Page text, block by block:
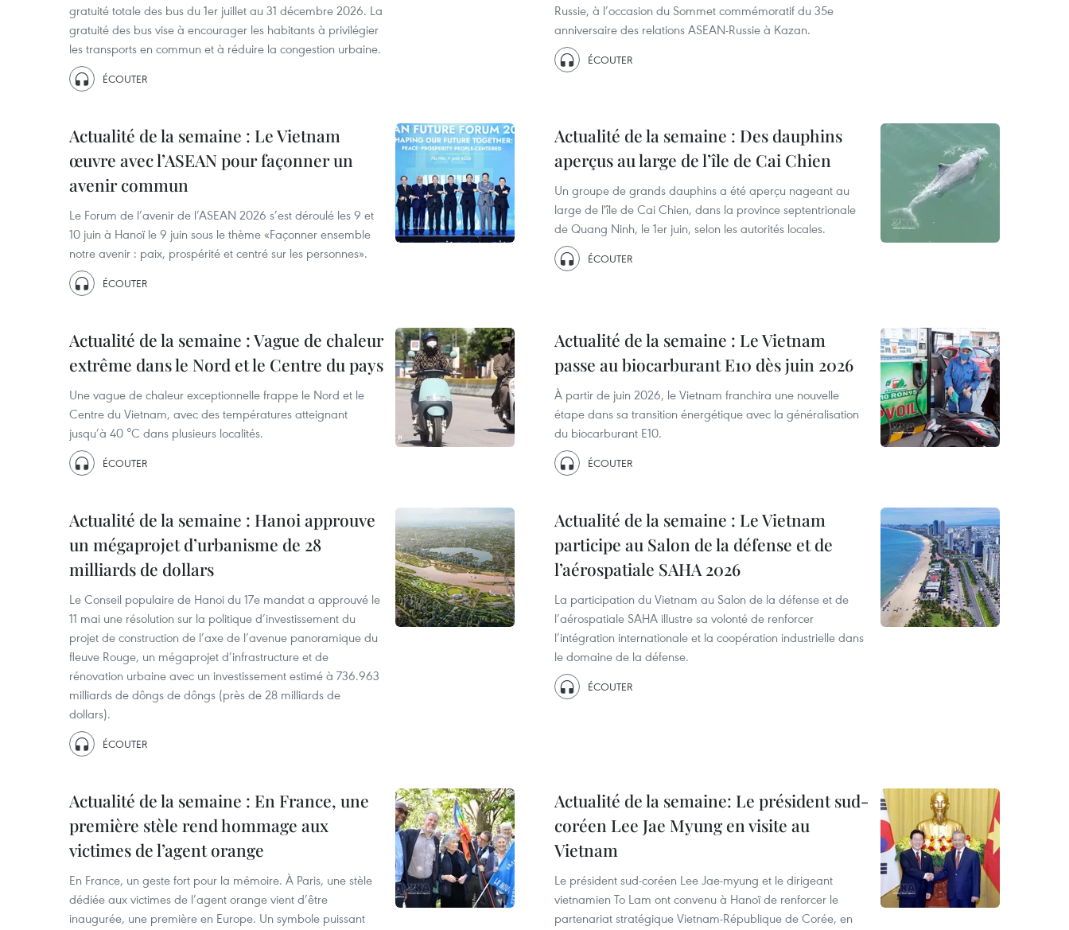
gratuité totale des bus du 1er juillet au 31 décembre 2026. La
gratuité des bus vise à encourager les habitants à privilégier
les transports en commun et à réduire la congestion urbaine.
ÉCOUTER
Russie, à l’occasion du Sommet commémoratif du 35e
anniversaire des relations ASEAN-Russie à Kazan.
ÉCOUTER
Actualité de la semaine : Le Vietnam
œuvre avec l’ASEAN pour façonner un
avenir commun
Le Forum de l’avenir de l’ASEAN 2026 s’est déroulé les 9 et
10 juin à Hanoï le 9 juin sous le thème «Façonner ensemble
notre avenir : paix, prospérité et centré sur les personnes».
ÉCOUTER
Actualité de la semaine : Des dauphins
aperçus au large de l’île de Cai Chien
Un groupe de grands dauphins a été aperçu nageant au
large de l'île de Cai Chien, dans la province septentrionale
de Quang Ninh, le 1er juin, selon les autorités locales.
ÉCOUTER
Actualité de la semaine : Vague de chaleur
extrême dans le Nord et le Centre du pays
Une vague de chaleur exceptionnelle frappe le Nord et le
Centre du Vietnam, avec des températures atteignant
jusqu’à 40 °C dans plusieurs localités.
ÉCOUTER
Actualité de la semaine : Le Vietnam
passe au biocarburant E10 dès juin 2026
À partir de juin 2026, le Vietnam franchira une nouvelle
étape dans sa transition énergétique avec la généralisation
du biocarburant E10.
ÉCOUTER
Actualité de la semaine : Hanoi approuve
un mégaprojet d’urbanisme de 28
milliards de dollars
Le Conseil populaire de Hanoi du 17e mandat a approuvé le
11 mai une résolution sur la politique d’investissement du
projet de construction de l’axe de l’avenue panoramique du
fleuve Rouge, un mégaprojet d’infrastructure et de
rénovation urbaine avec un investissement estimé à 736.963
milliards de dôngs de dôngs (près de 28 milliards de
dollars).
ÉCOUTER
Actualité de la semaine : Le Vietnam
participe au Salon de la défense et de
l’aérospatiale SAHA 2026
La participation du Vietnam au Salon de la défense et de
l’aérospatiale SAHA illustre sa volonté de renforcer
l’intégration internationale et la coopération industrielle dans
le domaine de la défense.
ÉCOUTER
Actualité de la semaine : En France, une
première stèle rend hommage aux
victimes de l’agent orange
En France, un geste fort pour la mémoire. À Paris, une stèle
dédiée aux victimes de l’agent orange vient d’être
inaugurée, une première en Europe. Un symbole puissant
Actualité de la semaine: Le président sud-
coréen Lee Jae Myung en visite au
Vietnam
Le président sud-coréen Lee Jae-myung et le dirigeant
vietnamien To Lam ont convenu à Hanoï de renforcer le
partenariat stratégique Vietnam-République de Corée, en